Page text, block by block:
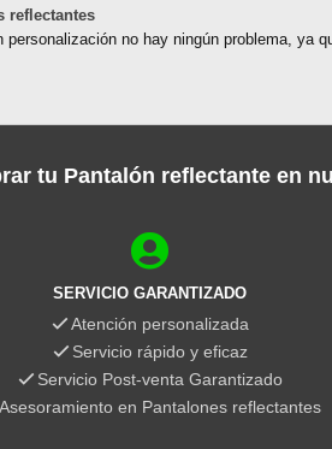
reflectantes
no hay ningún problema, ya
tu Pantalón reflectante en
SERVICIO GARANTIZADO
Atención personalizada
Servicio rápido y eficaz
Servicio Post-venta Garantizado
Asesoramiento en Pantalones reflectantes